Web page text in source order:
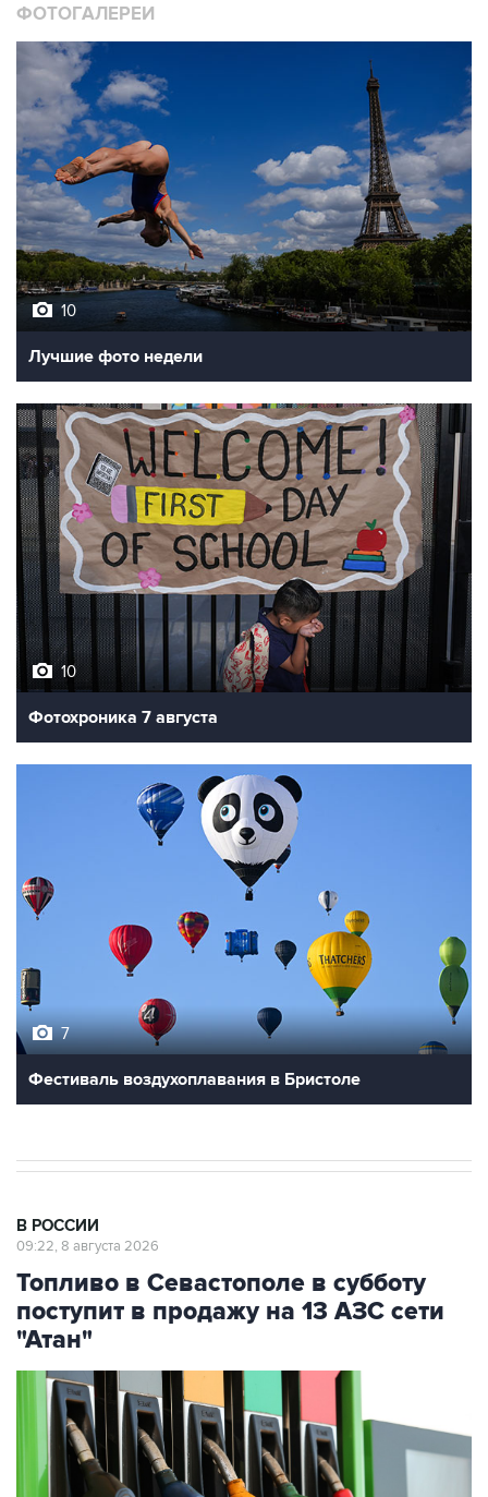
ФОТОГАЛЕРЕИ
10
Лучшие фото недели
10
Фотохроника 7 августа
7
Фестиваль воздухоплавания в Бристоле
В РОССИИ
09:22, 8 августа 2026
Топливо в Севастополе в субботу
поступит в продажу на 13 АЗС сети
"Атан"